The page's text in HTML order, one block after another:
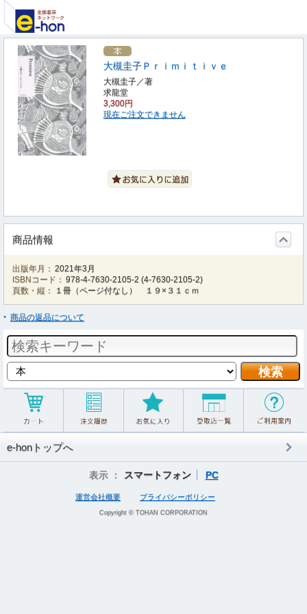
大槻圭子Ｐｒｉｍｉｔｉｖｅ
大槻圭子／著
求龍堂
3,300円
現在ご注文できません
商品情報
出版年月： 2021年3月
ISBNコード： 978-4-7630-2105-2 (4-7630-2105-2)
頁数・縦：
１冊（ページ付なし） １９×３１ｃｍ
商品の返品について
e-honトップへ
表示 ： スマートフォン PC
運営会社概要 プライバシーポリシー
Copyright © TOHAN CORPORATION